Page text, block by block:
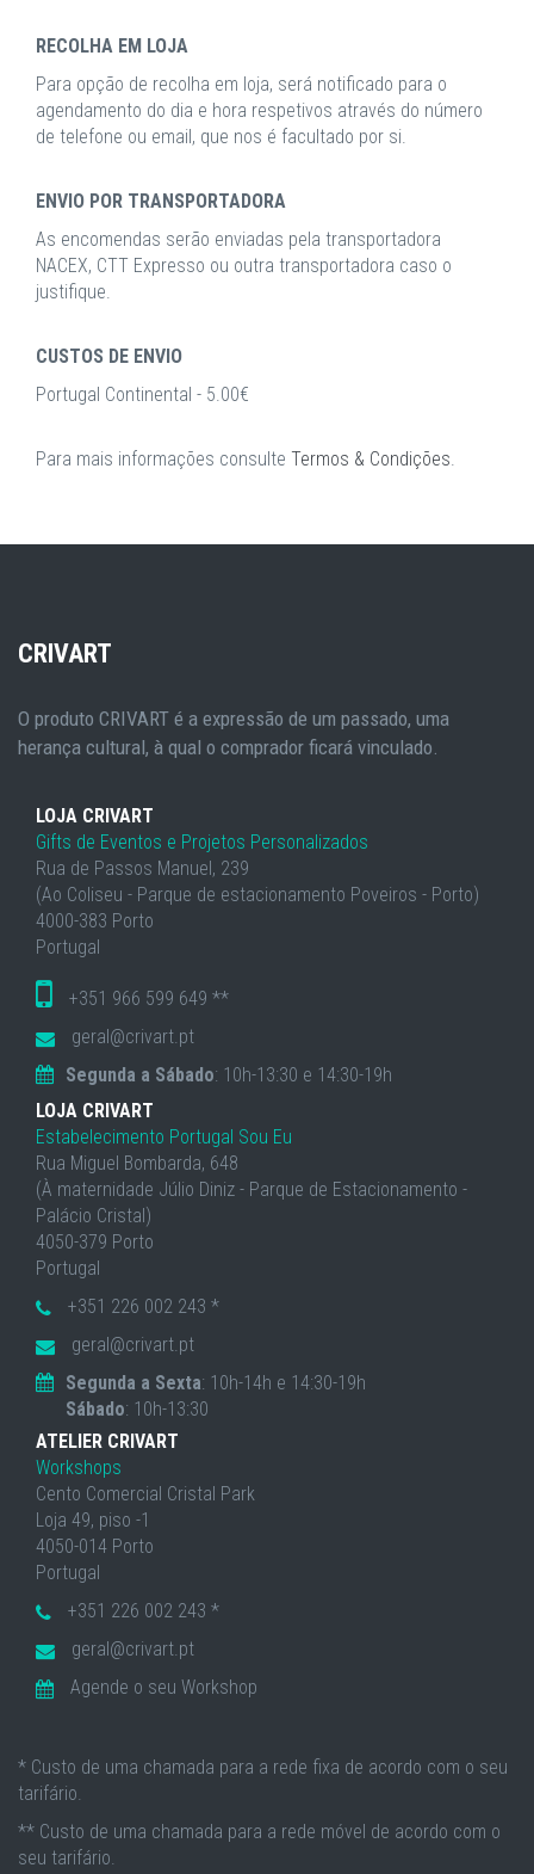
RECOLHA EM LOJA
Para opção de recolha em loja, será notificado para o
agendamento do dia e hora respetivos através do número
de telefone ou email, que nos é facultado por si.
ENVIO POR TRANSPORTADORA
As encomendas serão enviadas pela transportadora
NACEX, CTT Expresso ou outra transportadora caso o
justifique.
CUSTOS DE ENVIO
Portugal Continental - 5.00€
Para mais informações consulte Termos & Condições.
CRIVART
O produto CRIVART é a expressão de um passado, uma
herança cultural, à qual o comprador ficará vinculado.
LOJA CRIVART
Gifts de Eventos e Projetos Personalizados
Rua de Passos Manuel, 239
(Ao Coliseu - Parque de estacionamento Poveiros - Porto)
4000-383 Porto
Portugal
+351 966 599 649 **
geral@crivart.pt
Segunda a Sábado: 10h-13:30 e 14:30-19h
LOJA CRIVART
Estabelecimento Portugal Sou Eu
Rua Miguel Bombarda, 648
(À maternidade Júlio Diniz - Parque de Estacionamento -
Palácio Cristal)
4050-379 Porto
Portugal
+351 226 002 243 *
geral@crivart.pt
Segunda a Sexta: 10h-14h e 14:30-19h
Sábado: 10h-13:30
ATELIER CRIVART
Workshops
Cento Comercial Cristal Park
Loja 49, piso -1
4050-014 Porto
Portugal
+351 226 002 243 *
geral@crivart.pt
Agende o seu Workshop
* Custo de uma chamada para a rede fixa de acordo com o seu
tarifário.
** Custo de uma chamada para a rede móvel de acordo com o
seu tarifário.